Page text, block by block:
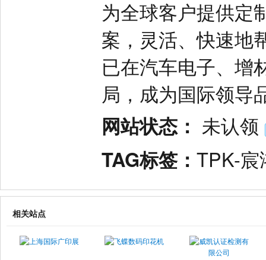
为全球客户提供定
案，灵活、快速地
已在汽车电子、增
局，成为国际领导
网站状态： 未认领
TAG标签： TPK-宸
相关站点